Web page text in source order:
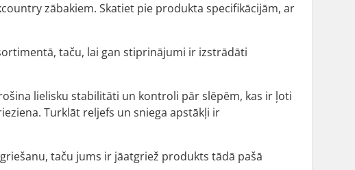
zābakiem. Skatiet pie produkta specifikācijām, ar
taču, lai gan stiprinājumi ir izstrādāti
lielisku stabilitāti un kontroli pār slēpēm, kas ir ļoti
Turklāt reljefs un sniega apstākļi ir
taču jums ir jāatgriež produkts tādā pašā